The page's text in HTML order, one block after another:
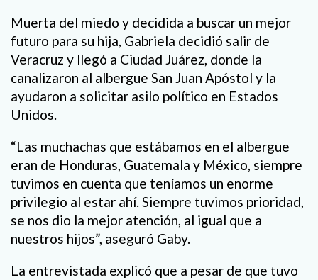
Muerta del miedo y decidida a buscar un mejor
futuro para su hija, Gabriela decidió salir de
Veracruz y llegó a Ciudad Juárez, donde la
canalizaron al albergue San Juan Apóstol y la
ayudaron a solicitar asilo político en Estados
Unidos.
“Las muchachas que estábamos en el albergue
eran de Honduras, Guatemala y México, siempre
tuvimos en cuenta que teníamos un enorme
privilegio al estar ahí. Siempre tuvimos prioridad,
se nos dio la mejor atención, al igual que a
nuestros hijos”, aseguró Gaby.
La entrevistada explicó que a pesar de que tuvo